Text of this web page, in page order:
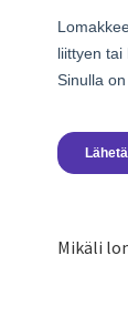
Mikäli